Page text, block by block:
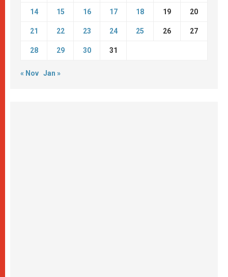
14 15 16 17 18 19 20
21 22 23 24 25 26 27
28 29 30 31
« Nov Jan »